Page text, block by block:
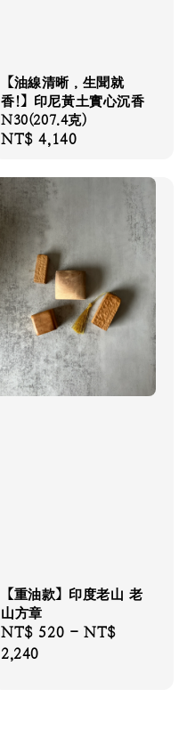
【油線清晰，生聞就
香!】印尼黃土實心沉香
N30(207.4克)
Regular
NT$ 4,140
【重油款】印度老山 老
山方章
Regular
price
NT$ 520 -NT$
2,240